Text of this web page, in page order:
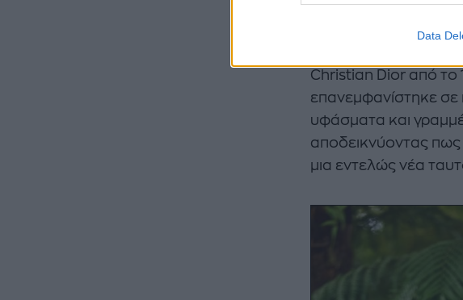
Data
Παράλληλα, ο
Christian Dior από το
επανεμφανίστηκε
υφάσματα και
αποδεικνύοντας πως
μια εντελώς νέα